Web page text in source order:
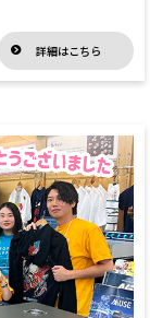
詳細はこちら